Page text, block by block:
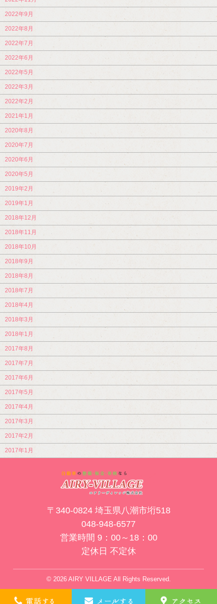
2022年9月
2022年8月
2022年7月
2022年6月
2022年5月
2022年3月
2022年2月
2021年1月
2020年8月
2020年7月
2020年6月
2020年5月
2019年2月
2019年1月
2018年12月
2018年11月
2018年10月
2018年9月
2018年8月
2018年7月
2018年4月
2018年3月
2018年1月
2017年8月
2017年7月
2017年6月
2017年5月
2017年4月
2017年3月
2017年2月
2017年1月
〒340-0824 埼玉県八潮市垳518
048-948-6577
営業時間 9：00～18：00
定休日 不定休
© 2026 AIRY VILLAGE All Rights Reserved.